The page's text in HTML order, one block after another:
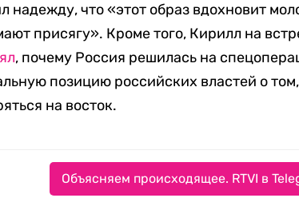
надежду, что «этот образ вдохновит
присягу». Кроме того, Кирилл на
, почему Россия решилась на
позицию российских властей о
на восток.
Объясняем происходящее. RTVI в